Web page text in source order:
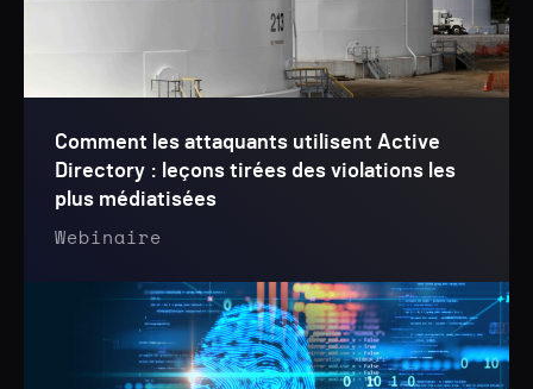
Comment les attaquants utilisent Active
Directory : leçons tirées des violations les
plus médiatisées
Webinaire